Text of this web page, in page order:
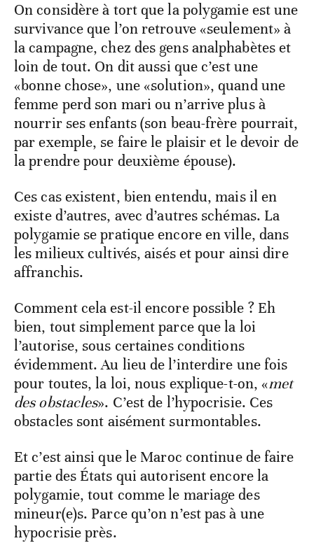
On considère à tort que la polygamie est une
survivance que l’on retrouve «seulement» à
la campagne, chez des gens analphabètes et
loin de tout. On dit aussi que c’est une
«bonne chose», une «solution», quand une
femme perd son mari ou n’arrive plus à
nourrir ses enfants (son beau-frère pourrait,
par exemple, se faire le plaisir et le devoir de
la prendre pour deuxième épouse).
Ces cas existent, bien entendu, mais il en
existe d’autres, avec d’autres schémas. La
polygamie se pratique encore en ville, dans
les milieux cultivés, aisés et pour ainsi dire
affranchis.
Comment cela est-il encore possible ? Eh
bien, tout simplement parce que la loi
l’autorise, sous certaines conditions
évidemment. Au lieu de l’interdire une fois
pour toutes, la loi, nous explique-t-on, «met
des obstacles». C’est de l’hypocrisie. Ces
obstacles sont aisément surmontables.
Et c’est ainsi que le Maroc continue de faire
partie des États qui autorisent encore la
polygamie, tout comme le mariage des
mineur(e)s. Parce qu’on n’est pas à une
hypocrisie près.